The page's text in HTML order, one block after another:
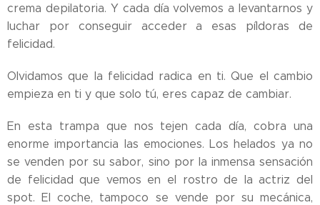
crema depilatoria. Y cada día volvemos a levantarnos y
luchar por conseguir acceder a esas píldoras de
felicidad.
Olvidamos que la felicidad radica en ti. Que el cambio
empieza en ti y que solo tú, eres capaz de cambiar.
En esta trampa que nos tejen cada día, cobra una
enorme importancia las emociones. Los helados ya no
se venden por su sabor, sino por la inmensa sensación
de felicidad que vemos en el rostro de la actriz del
spot. El coche, tampoco se vende por su mecánica,